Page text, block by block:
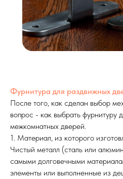
Фурнитура для раздвижных
После того, как сделан выбор
вопрос - как выбрать фурнитуру
межкомнатных дверей.
1. Материал, из которого
Чистый металл (сталь или
самыми долговечными
элементы или выполненные из